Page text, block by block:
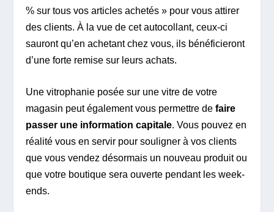
% sur tous vos articles achetés » pour vous attirer
des clients. À la vue de cet autocollant, ceux-ci
sauront qu’en achetant chez vous, ils bénéficieront
d’une forte remise sur leurs achats.
Une vitrophanie posée sur une vitre de votre
magasin peut également vous permettre de faire
passer une information capitale. Vous pouvez en
réalité vous en servir pour souligner à vos clients
que vous vendez désormais un nouveau produit ou
que votre boutique sera ouverte pendant les week-
ends.